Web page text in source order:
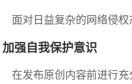
面对日益复杂的网络侵权
加强自我保护意识
在发布原创内容前进行